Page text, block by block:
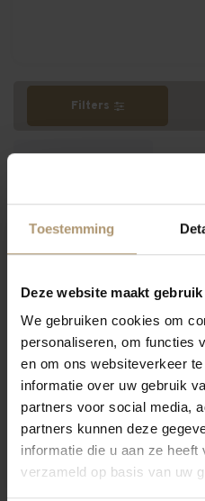
Toestemming
Deze website maakt
We gebruiken cookies om
personaliseren, om functies
en om ons websiteverkeer
informatie over uw gebruik
partners voor social media,
partners kunnen deze
informatie die u aan ze
verzameld op basis van uw
Filters
Omstaan Rooi Muskadel
XO Orange River Cellars
€23,25